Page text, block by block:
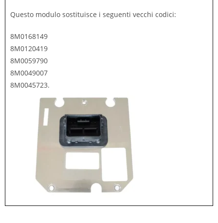
Questo modulo sostituisce i seguenti vecchi codici:
8M0168149
8M0120419
8M0059790
8M0049007
8M0045723.